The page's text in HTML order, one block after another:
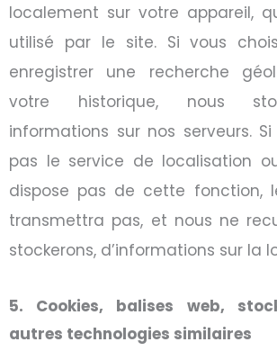
localement sur votre appareil,
utilisé par le site. Si vous
enregistrer une recherche
votre historique, nous
informations sur nos serveurs. Si
pas le service de localisation
dispose pas de cette fonction,
transmettra pas, et nous ne
stockerons, d’informations sur la
5. Cookies, balises web,
autres technologies similaires